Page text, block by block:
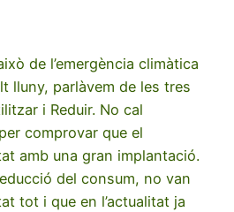
de l’emergència climàtica
lluny, parlàvem de les tres
i Reduir. No cal
comprovar que el
amb una gran implantació.
del consum, no van
tot i que en l’actualitat ja